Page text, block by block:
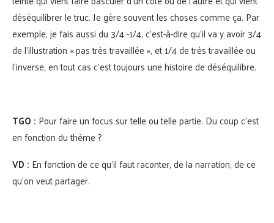
déséquilibrer le truc. Je gère souvent les choses comme ça. Par
exemple, je fais aussi du 3/4 -1/4, c’est-à-dire qu’il va y avoir 3/4
de l’illustration « pas très travaillée », et 1/4 de très travaillée ou
l’inverse, en tout cas c’est toujours une histoire de déséquilibre.
TGO : Pour faire un focus sur telle ou telle partie. Du coup c’est
en fonction du thème ?
VD : En fonction de ce qu’il faut raconter, de la narration, de ce
qu’on veut partager.